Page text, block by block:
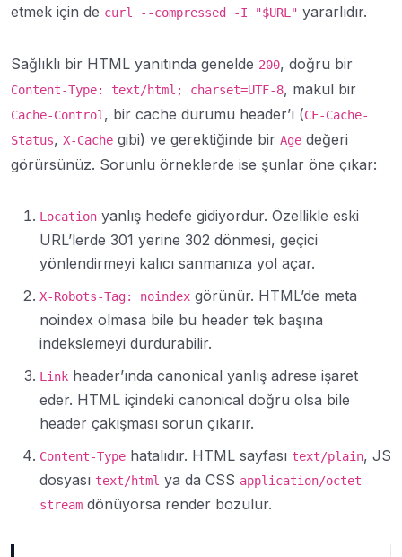
etmek için de curl --compressed -I "$URL" yararlıdır.
Sağlıklı bir HTML yanıtında genelde 200, doğru bir
Content-Type: text/html; charset=UTF-8, makul bir
Cache-Control , bir cache durumu header’ı (CF-Cache-
Status, X-Cache gibi) ve gerektiğinde bir Age değeri
görürsünüz. Sorunlu örneklerde ise şunlar öne çıkar:
Location yanlış hedefe gidiyordur. Özellikle eski
URL’lerde 301 yerine 302 dönmesi, geçici
yönlendirmeyi kalıcı sanmanıza yol açar.
X-Robots-Tag: noindex görünür. HTML’de meta
noindex olmasa bile bu header tek başına
indekslemeyi durdurabilir.
Link header’ında canonical yanlış adrese işaret
eder. HTML içindeki canonical doğru olsa bile
header çakışması sorun çıkarır.
Content-Type hatalıdır. HTML sayfası text/plain, JS
dosyası text/html ya da CSS application/octet-
stream dönüyorsa render bozulur.